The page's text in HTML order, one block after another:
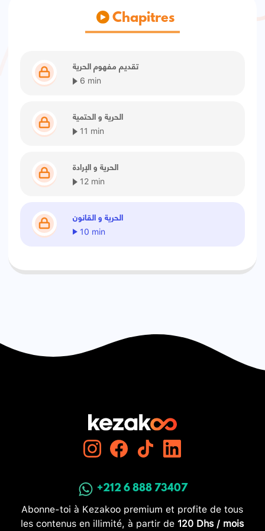
Chapitres
تقديم مفهوم الحرية
6 min
الحرية و الحتمية
11 min
الحرية و الإرادة
12 min
الحرية و القانون
10 min
+212 6 888 73407
Abonne-toi à Kezakoo premium et profite de tous
les contenus en illimité, à partir de 120 Dhs / mois